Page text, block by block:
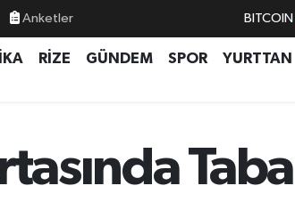
Anketler BITCOIN
GRAM
RİZE GÜNDEM SPOR YURTTAN